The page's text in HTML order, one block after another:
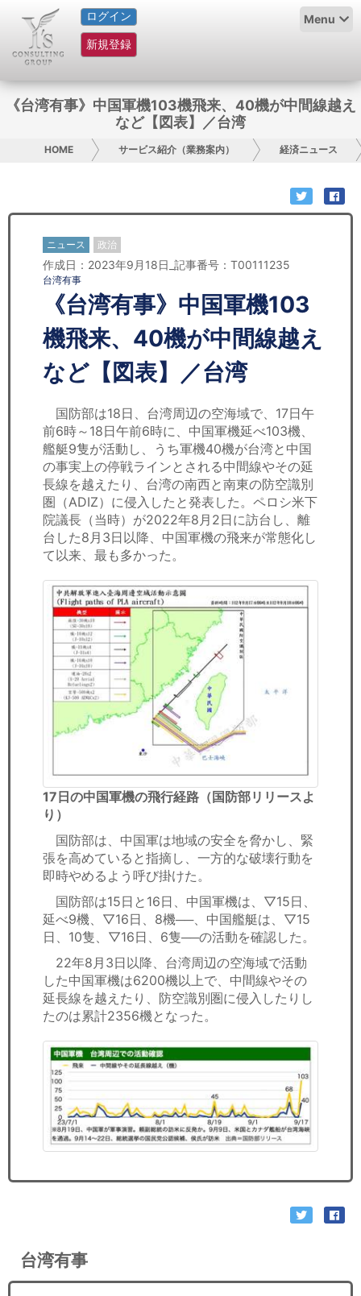
ログイン
新規登録
Menu
HOME
サービス紹介
コラム
お問い合わせ
日本人にPR
コンサルティング
リサーチ
セミナー
労務顧問
ＩＴ
飲食店情報
《台湾有事》中国軍機103機飛来、40機が中間線越え
など【図表】／台湾
HOME サービス紹介（業務案内） 経済ニュース
ニュース 政治
作成日：2023年9月18日_記事番号：T00111235
台湾有事
《台湾有事》中国軍機103
機飛来、40機が中間線越え
など【図表】／台湾
国防部は18日、台湾周辺の空海域で、17日午
前6時～18日午前6時に、中国軍機延べ103機、
艦艇9隻が活動し、うち軍機40機が台湾と中国
の事実上の停戦ラインとされる中間線やその延
長線を越えたり、台湾の南西と南東の防空識別
圏（ADIZ）に侵入したと発表した。ペロシ米下
院議長（当時）が2022年8月2日に訪台し、離
台した8月3日以降、中国軍機の飛来が常態化し
て以来、最も多かった。
17日の中国軍機の飛行経路（国防部リリースよ
り）
国防部は、中国軍は地域の安全を脅かし、緊
張を高めていると指摘し、一方的な破壊行動を
即時やめるよう呼び掛けた。
国防部は15日と16日、中国軍機は、▽15日、
延べ9機、▽16日、8機──、中国艦艇は、▽15
日、10隻、▽16日、6隻──の活動を確認した。
22年8月3日以降、台湾周辺の空海域で活動
した中国軍機は6200機以上で、中間線やその
延長線を越えたり、防空識別圏に侵入したりし
たのは累計2356機となった。
台湾有事